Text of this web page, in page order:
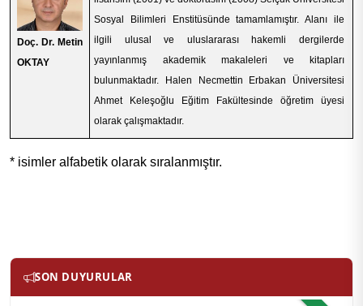
Doç. Dr. Metin
OKTAY
Sosyal Bilimleri Enstitüsünde tamamlamıştır. Alanı ile
ilgili ulusal ve uluslararası hakemli dergilerde
yayınlanmış akademik makaleleri ve kitapları
bulunmaktadır. Halen Necmettin Erbakan Üniversitesi
Ahmet Keleşoğlu Eğitim Fakültesinde öğretim üyesi
olarak çalışmaktadır.
* isimler alfabetik olarak sıralanmıştır.
SON DUYURULAR